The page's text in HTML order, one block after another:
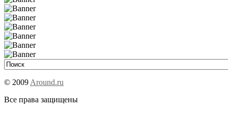
© 2009 Around.ru
Все права защищены